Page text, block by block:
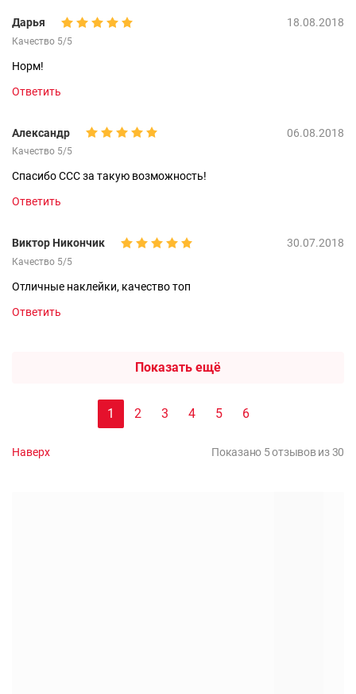
Дарья 18.08.2018
Качество 5/5
Норм!
Ответить
Александр 06.08.2018
Качество 5/5
Спасибо CCC за такую возможность!
Ответить
Виктор Никончик 30.07.2018
Качество 5/5
Отличные наклейки, качество топ
Ответить
Показать ещё
1 2 3 4 5 6
Наверх Показано 5 отзывов из 30